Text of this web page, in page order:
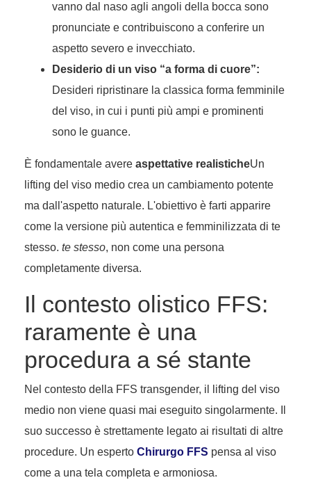
vanno dal naso agli angoli della bocca sono
pronunciate e contribuiscono a conferire un
aspetto severo e invecchiato.
Desiderio di un viso “a forma di cuore”:
Desideri ripristinare la classica forma femminile
del viso, in cui i punti più ampi e prominenti
sono le guance.
È fondamentale avere aspettative realisticheUn
lifting del viso medio crea un cambiamento potente
ma dall'aspetto naturale. L'obiettivo è farti apparire
come la versione più autentica e femminilizzata di te
stesso. te stesso, non come una persona
completamente diversa.
Il contesto olistico FFS:
raramente è una
procedura a sé stante
Nel contesto della FFS transgender, il lifting del viso
medio non viene quasi mai eseguito singolarmente. Il
suo successo è strettamente legato ai risultati di altre
procedure. Un esperto Chirurgo FFS pensa al viso
come a una tela completa e armoniosa.